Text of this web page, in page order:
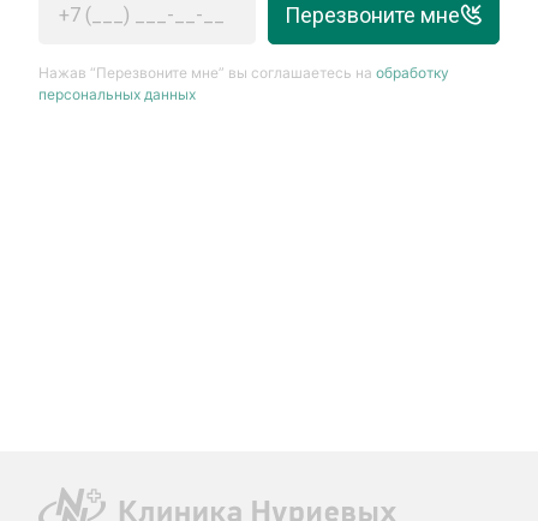
Перезвоните мне
Нажав “Перезвоните мне” вы соглашаетесь наобработку
персональных данных